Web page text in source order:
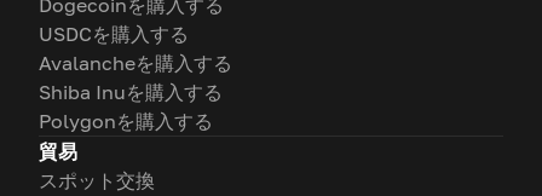
Dogecoinを購入する
USDCを購入する
Avalancheを購入する
Shiba Inuを購入する
Polygonを購入する
貿易
スポット交換